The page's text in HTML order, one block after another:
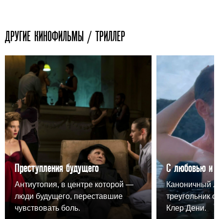
ДРУГИЕ КИНОФИЛЬМЫ / ТРИЛЛЕР
Преступления будущего
Антиутопия, в центре которой —
люди будущего, переставшие
чувствовать боль.
С любовью и
Каноничный
треугольник
Клер Дени.